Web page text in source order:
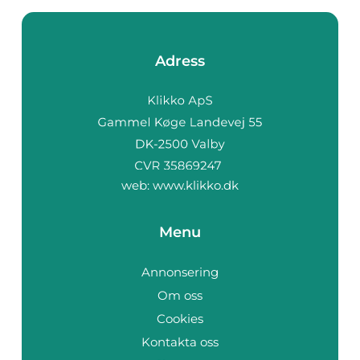
Adress
web: www.klikko.dk
Menu
Annonsering
Om oss
Cookies
Kontakta oss